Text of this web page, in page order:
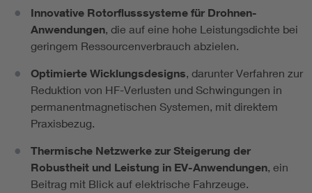
Innovative Rotorflusssysteme für Drohnen-
Anwendungen , die auf eine hohe Leistungsdichte bei
geringem Ressourcenverbrauch abzielen.
Optimierte Wicklungsdesigns , darunter Verfahren zur
Reduktion von HF-Verlusten und Schwingungen in
permanentmagnetischen Systemen, mit direktem
Praxisbezug.
Thermische Netzwerke zur Steigerung der
Robustheit und Leistung in EV-Anwendungen , ein
Beitrag mit Blick auf elektrische Fahrzeuge.